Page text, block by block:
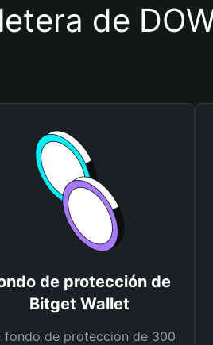
de
de protección de
Bitget Wallet
fondo de protección de 300